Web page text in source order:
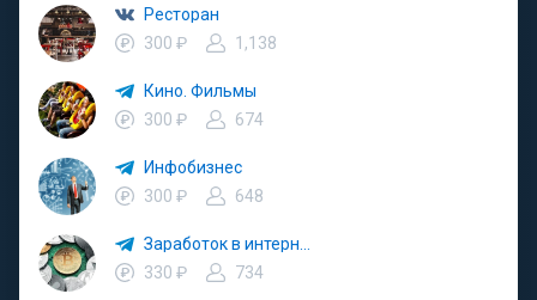
Ресторан
300 ₽
1,138
Кино. Фильмы
300 ₽
674
Инфобизнес
300 ₽
648
330 ₽
734